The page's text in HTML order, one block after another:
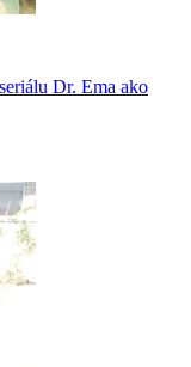
Dr. Ema ako